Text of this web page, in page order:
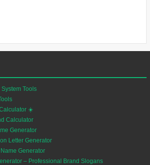
Tools
☀️
Calculator
Generator
Letter Generator
Generator
– Professional Brand Slogans